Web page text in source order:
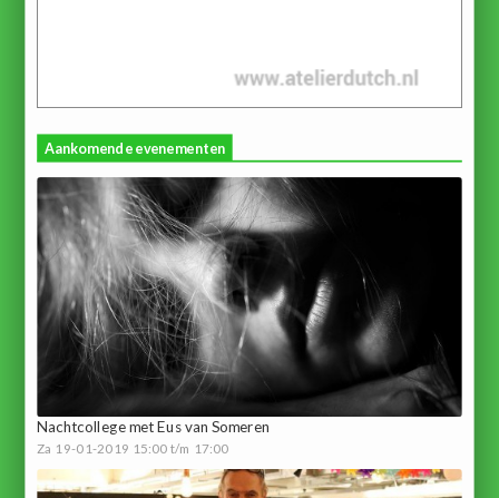
Aankomende evenementen
Nachtcollege met Eus van Someren
Za 19-01-2019 15:00 t/m 17:00